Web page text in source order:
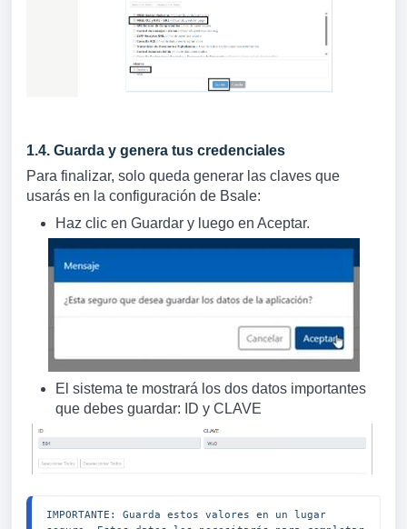
1.4. Guarda y genera tus credenciales
Para finalizar, solo queda generar las claves que
usarás en la configuración de Bsale:
Haz clic en Guardar y luego en Aceptar.
El sistema te mostrará los dos datos importantes
que debes guardar: ID y CLAVE
IMPORTANTE: Guarda estos valores en un lugar